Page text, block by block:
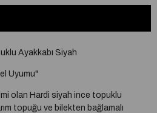
Ayakkabı Siyah
Uyumu"
olan Hardi siyah ince topuklu
topuğu ve bilekten bağlamalı